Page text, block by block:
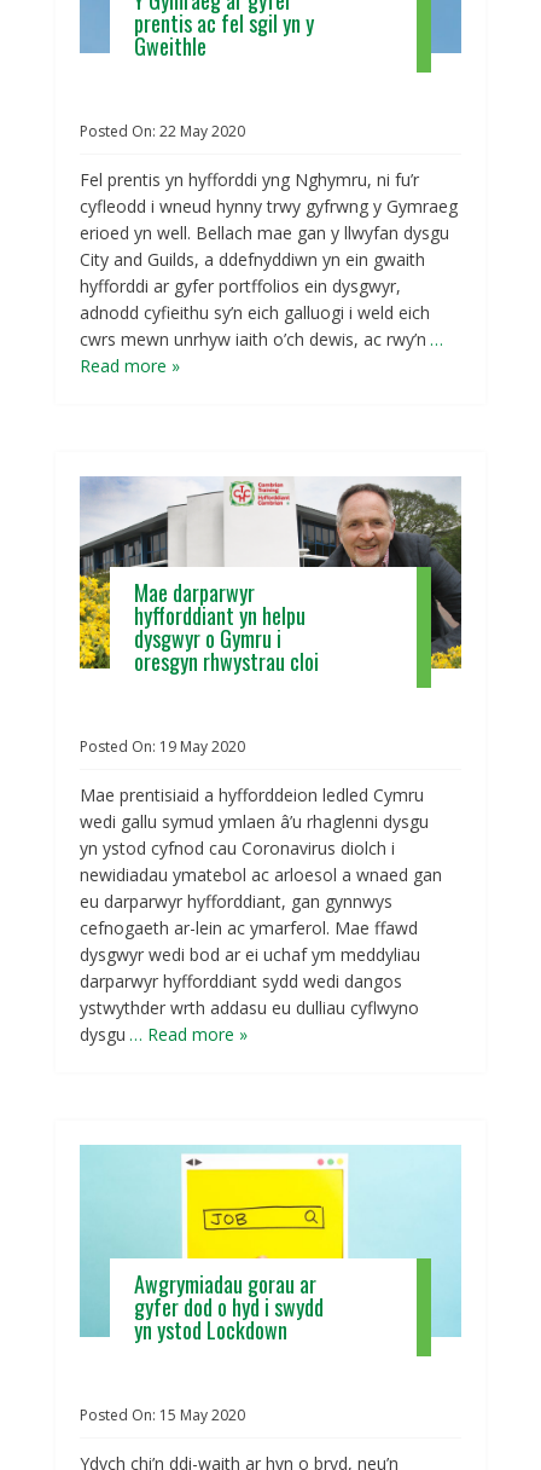
prentis ac fel sgil yn y
Gweithle
Posted On:22 May2020
Fel prentis yn hyfforddi yng Nghymru, ni fu’r
cyfleodd i wneud hynny trwy gyfrwng y Gymraeg
erioed yn well. Bellach mae gan y llwyfan dysgu
City and Guilds, a ddefnyddiwn yn ein gwaith
hyfforddi ar gyfer portffolios ein dysgwyr,
adnodd cyfieithu sy’n eich galluogi i weld eich
cwrs mewn unrhyw iaith o’ch dewis, ac rwy’n …
Read more »
Mae darparwyr
hyfforddiant yn helpu
dysgwyr o Gymru i
oresgyn rhwystrau cloi
Posted On: 19 May2020
Mae prentisiaid a hyfforddeion ledled Cymru
wedi gallu symud ymlaen â’u rhaglenni dysgu
yn ystod cyfnod cau Coronavirus diolch i
newidiadau ymatebol ac arloesol a wnaed gan
eu darparwyr hyfforddiant, gan gynnwys
cefnogaeth ar-lein ac ymarferol. Mae ffawd
dysgwyr wedi bod ar ei uchaf ym meddyliau
darparwyr hyfforddiant sydd wedi dangos
ystwythder wrth addasu eu dulliau cyflwyno
dysgu … Read more »
Awgrymiadau gorau ar
gyfer dod o hyd i swydd
yn ystod Lockdown
Posted On: 15 May2020
Ydych chi’n ddi-waith ar hyn o bryd, neu’n